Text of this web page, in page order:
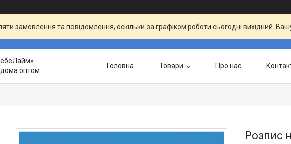
замовлення та повідомлення, оскільки за графіком роботи сьогодні вихідний.
-
оптом
Головна Товари Про нас
Розпис